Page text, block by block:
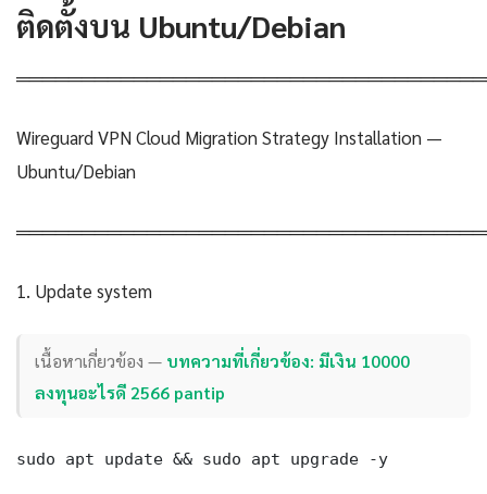
ติดตั้งบน Ubuntu/Debian
Wireguard VPN Cloud Migration Strategy Installation —
Ubuntu/Debian
1. Update system
เนื้อหาเกี่ยวข้อง — บทความที่เกี่ยวข้อง: มีเงิน 10000
ลงทุนอะไรดี 2566 pantip
sudo apt update && sudo apt upgrade -y